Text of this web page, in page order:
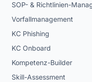
SOP- & Richtlinien-
Vorfallmanagement
KC Phishing
KC Onboard
Kompetenz-Builder
Skill-Assessment